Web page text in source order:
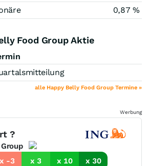
0,87 %
Food Group Aktie
alle Happy Belly Food Group Termine »
Werbung
?
x -3 x 3 x 10 x 30